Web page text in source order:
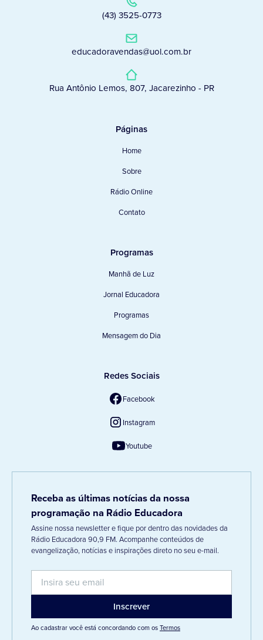
(43) 3525-0773
educadoravendas@uol.com.br
Rua Antônio Lemos, 807, Jacarezinho - PR
Páginas
Home
Sobre
Rádio Online
Contato
Programas
Manhã de Luz
Jornal Educadora
Programas
Mensagem do Dia
Redes Sociais
Facebook
Instagram
Youtube
Receba as últimas notícias da nossa
programação na Rádio Educadora
Assine nossa newsletter e fique por dentro das novidades da
Rádio Educadora 90,9 FM. Acompanhe conteúdos de
evangelização, notícias e inspirações direto no seu e-mail.
Ao cadastrar você está concordando com osTermos